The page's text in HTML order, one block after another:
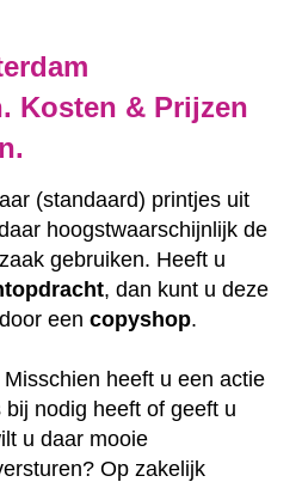
Kosten & Prijzen
(standaard) printjes uit
hoogstwaarschijnlijk de
gebruiken. Heeft u
, dan kunt u deze
een copyshop.
heeft u een actie
nodig heeft of geeft u
u daar mooie
Op zakelijk